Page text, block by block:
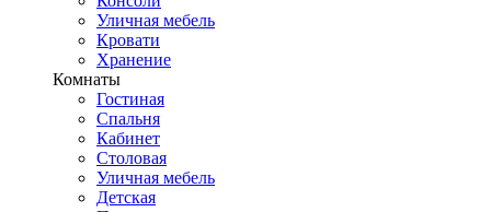
Уличная мебель
Кровати
Хранение
Комнаты
Гостиная
Спальня
Кабинет
Столовая
Уличная мебель
Детская